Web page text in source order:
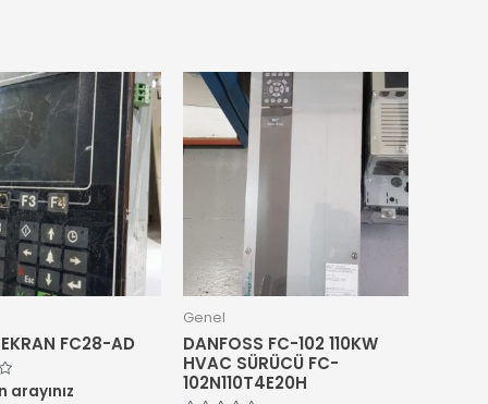
FC28-AD
arayınız
Genel
DANFOSS FC-102 110KW
HVAC SÜRÜCÜ FC-
102N110T4E20H